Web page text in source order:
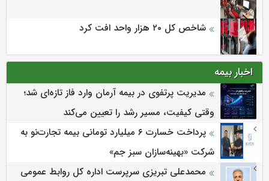
شاخص کل ۲۰ هزار واحد افت کرد
اخبار بیمه
مدیریت پرتفوی در بیمه آرمان وارد فاز تازه‌ای شد؛
وقتی کیفیت، مسیر رشد را تعیین می‌کند
پرداخت خسارت ۶ میلیارد تومانی بیمه تجارت‌نو به
شرکت «بهینه‌سازان سبز جم»
محمدعلی تبریزی سرپرست اداره كل روابط عمومی